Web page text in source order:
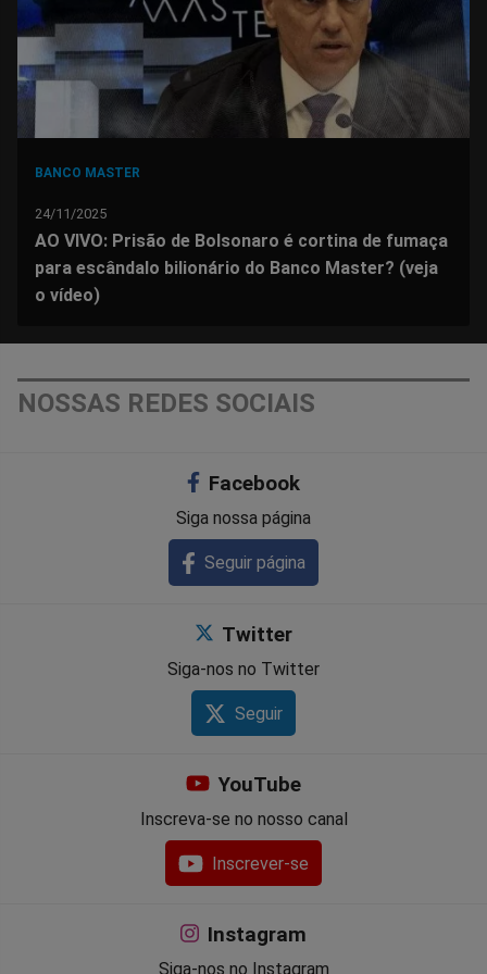
BANCO MASTER
24/11/2025
AO VIVO: Prisão de Bolsonaro é cortina de fumaça
para escândalo bilionário do Banco Master? (veja
o vídeo)
NOSSAS REDES SOCIAIS
Facebook
Siga nossa página
Seguir página
Twitter
Siga-nos no Twitter
Seguir
YouTube
Inscreva-se no nosso canal
Inscrever-se
Instagram
Siga-nos no Instagram